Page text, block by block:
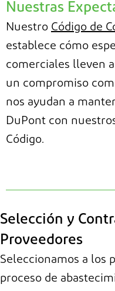
Nuestras
Nuestro Código de
establece cómo
comerciales lleven
un compromiso
nos ayudan a
DuPont con
Código.
Selección y
Proveedores
Seleccionamos a los
proceso de